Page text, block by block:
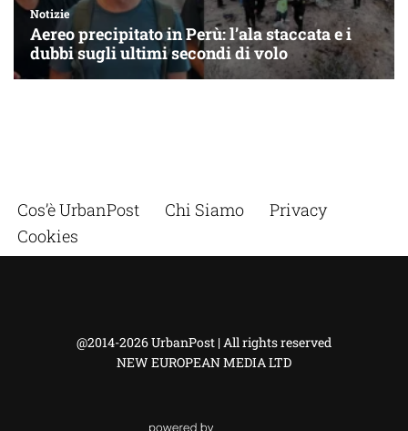
Cos’è UrbanPost Chi Siamo
Privacy
Cookies
@2014-2026 UrbanPost | All rights reserved
NEW EUROPEAN MEDIA LTD